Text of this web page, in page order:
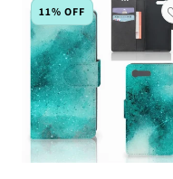
11% OFF